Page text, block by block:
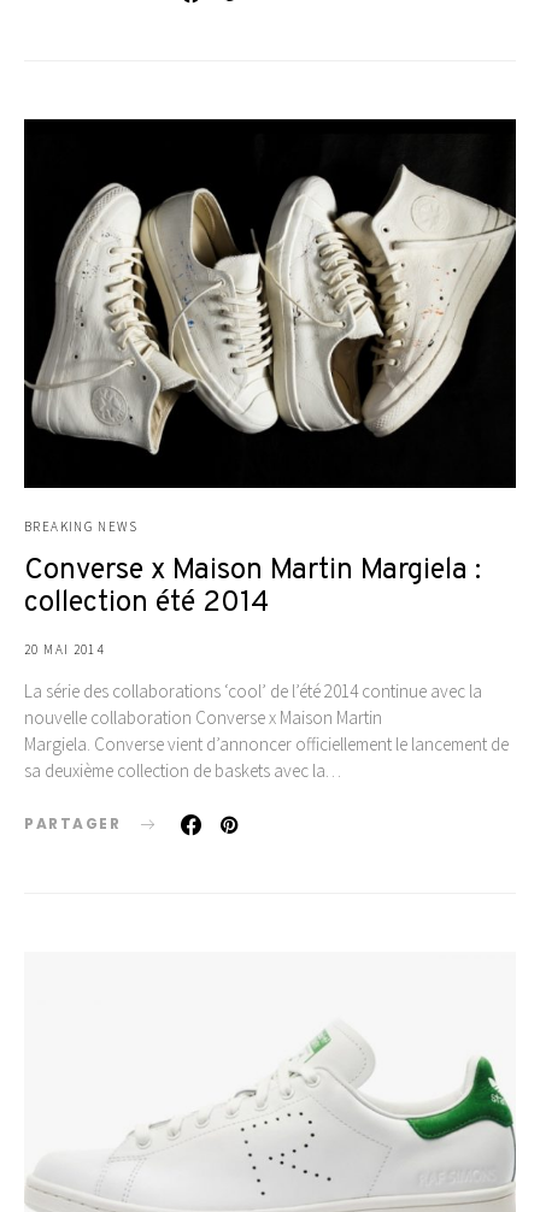
BREAKING NEWS
Converse x Maison Martin Margiela :
collection été 2014
20 MAI 2014
La série des collaborations ‘cool’ de l’été 2014 continue avec la
nouvelle collaboration Converse x Maison Martin
Margiela. Converse vient d’annoncer officiellement le lancement de
sa deuxième collection de baskets avec la…
PARTAGER